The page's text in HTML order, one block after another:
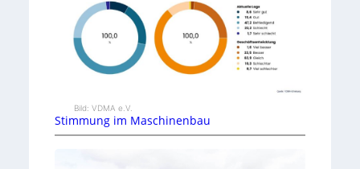
Bild: VDMA e.V.
Stimmung im Maschinenbau